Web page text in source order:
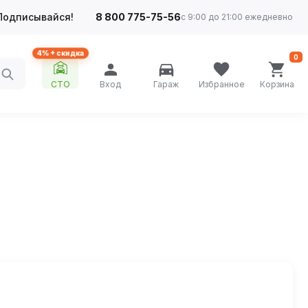
8 800 775-75-56с 9:00 до 21:00 ежедневно
4%+ скидка
СТО Вход Гараж Избранное Корзина
0